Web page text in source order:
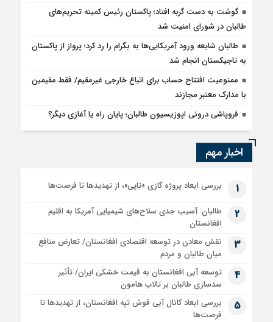
گوشت به دست گربه افتاد؛ پاکستان رئیس کمیته تحریم‌های
طالبان در شورای امنیت شد
طالبان شایعه ورود آمریکایی‌ها به بگرام را رد کرد؛ پرواز از پاکستان
به تاجیکستان انجام شد
ممنوعیت افتتاح حساب برای اتباع خارجی غیرمقیم/ فقط مقیمین
با مدارک معتبر مجازند
فروپاشی درونی اپوزیسیون طالبان؛ پایان راه یا آغازی دیگر؟
اخبار مهم
1 بررسی ابعاد پروژه گازی «تاپی»، از تهدیدها تا فرصت‌ها
2
طالبان: آسیب جدی سلاح‌های شیمیایی آمریکا به اقلیم
افغانستان
3
نقش معادن در توسعه اقتصادی افغانستان/ تعارض منافع
میان طالبان و مردم
4
توسعه آبی افغانستان به قیمت خشکی ایران/ تأثیر
سدسازی طالبان بر تالاب هامون
5
بررسی ابعاد کانال آبی قوش تپه افغانستان، از تهدیدها تا
فرصت‌ها